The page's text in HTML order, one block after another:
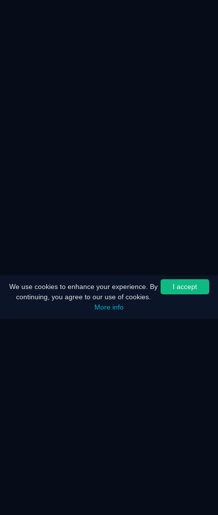
I accept
We use cookies to enhance your experience. By
continuing, you agree to our use of cookies.
More info